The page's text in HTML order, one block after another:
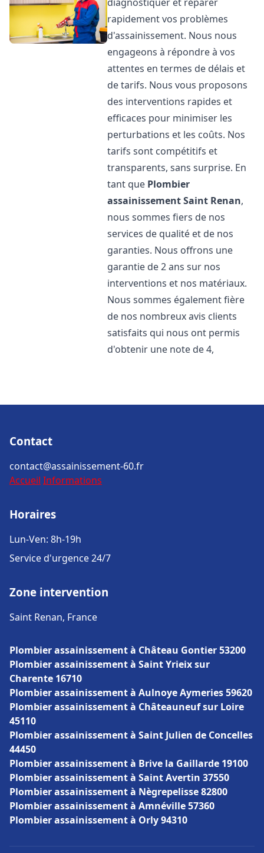
rapidement vos problèmes
d'assainissement. Nous nous
engageons à répondre à vos
attentes en termes de délais et
de tarifs. Nous vous proposons
des interventions rapides et
efficaces pour minimiser les
perturbations et les coûts. Nos
tarifs sont compétitifs et
transparents, sans surprise. En
tant que Plombier
assainissementSaint Renan,
nous sommes fiers de nos
services de qualité et de nos
garanties. Nous offrons une
garantie de 2 ans sur nos
interventions et nos matériaux.
Nous sommes également fière
de nos nombreux avis clients
satisfaits qui nous ont permis
d'obtenir une note de 4,
Contact
contact@assainissement-60.fr
Accueil Informations
Horaires
Lun-Ven: 8h-19h
Service d'urgence 24/7
Zone intervention
Saint Renan, France
Plombier assainissement à Château Gontier 53200
Plombier assainissement à Saint Yrieix sur
Charente 16710
Plombier assainissement à Aulnoye Aymeries 59620
Plombier assainissement à Châteauneuf sur Loire
45110
Plombier assainissement à Saint Julien de Concelles
44450
Plombier assainissement à Brive la Gaillarde 19100
Plombier assainissement à Saint Avertin 37550
Plombier assainissement à Nègrepelisse 82800
Plombier assainissement à Amnéville 57360
Plombier assainissement à Orly 94310